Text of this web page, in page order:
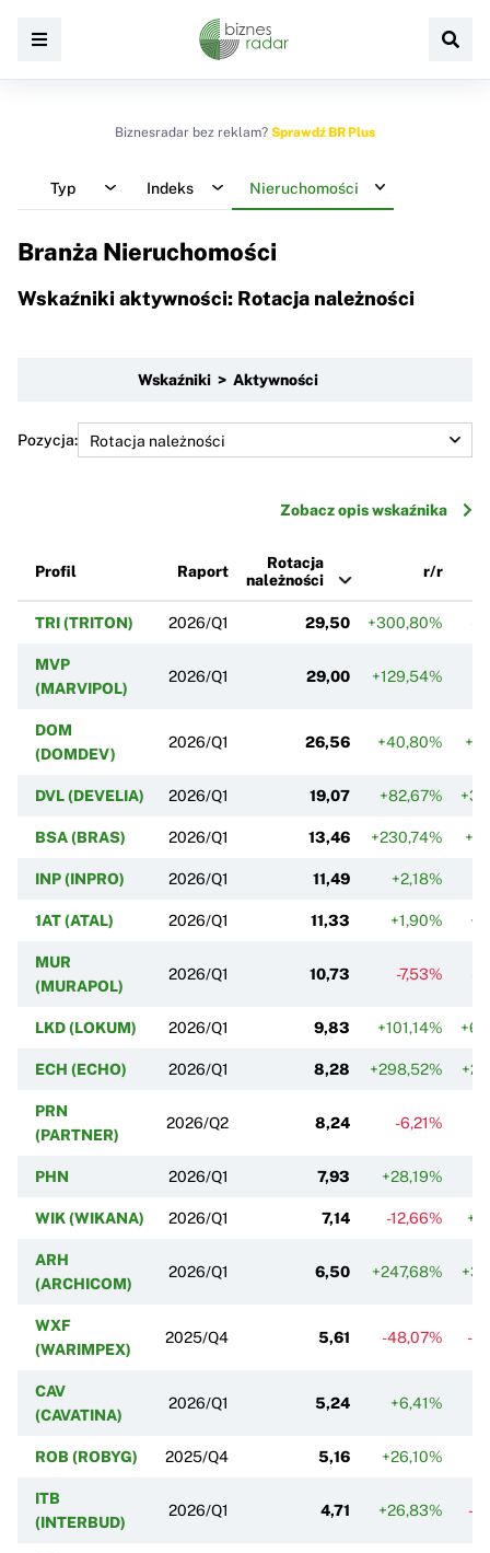
Biznesradar bez reklam? Sprawdź BR Plus
Typ Indeks Nieruchomości
Branża Nieruchomości
Wskaźniki aktywności: Rotacja należności
Wskaźniki > Aktywności
Pozycja:
Zobacz opis wskaźnika
Profil Raport
Rotacja
należności
r/r
TRI (TRITON) 2026/Q1 29,50 +300,80% -
MVP
(MARVIPOL)
2026/Q1 29,00 +129,54%
DOM
(DOMDEV)
2026/Q1 26,56 +40,80%
DVL (DEVELIA) 2026/Q1 19,07 +82,67%
BSA (BRAS) 2026/Q1 13,46 +230,74%
INP (INPRO) 2026/Q1 11,49 +2,18%
1AT (ATAL) 2026/Q1 11,33 +1,90%
MUR
(MURAPOL)
2026/Q1 10,73 -7,53% -
LKD (LOKUM) 2026/Q1 9,83 +101,14%
ECH (ECHO) 2026/Q1 8,28 +298,52%
PRN
(PARTNER)
2026/Q2 8,24 -6,21%
PHN 2026/Q1 7,93 +28,19%
WIK (WIKANA) 2026/Q1 7,14 -12,66%
ARH
(ARCHICOM)
2026/Q1 6,50 +247,68%
WXF
(WARIMPEX)
2025/Q4 5,61 -48,07% -
CAV
(CAVATINA)
2026/Q1 5,24 +6,41%
ROB (ROBYG) 2025/Q4 5,16 +26,10%
ITB
(INTERBUD)
2026/Q1 4,71 +26,83% -